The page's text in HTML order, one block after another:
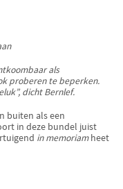
als
proberen te beperken.
dicht Bernlef.
buiten als een
in deze bundel juist
in memoriamheet